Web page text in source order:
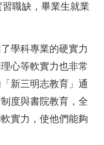
職缺，畢業生就業
學科專業的硬實力
心等軟實力也非常
新三明志教育」通
度與書院教育，全
實力，使他們能夠